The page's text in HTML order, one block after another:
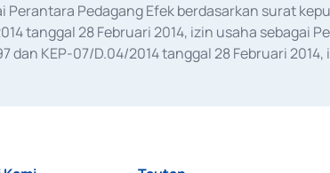
Pedagang Efek berdasarkan surat
tanggal 28 Februari 2014, izin usaha
dan KEP-07/D.04/2014 tanggal 28 Februari